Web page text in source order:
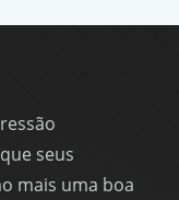
seus
mais uma boa